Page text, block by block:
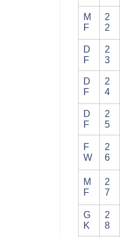
M
F
2
2
D
F
2
3
D
F
2
4
D
F
2
5
F
W
2
6
M
F
2
7
G
K
2
8